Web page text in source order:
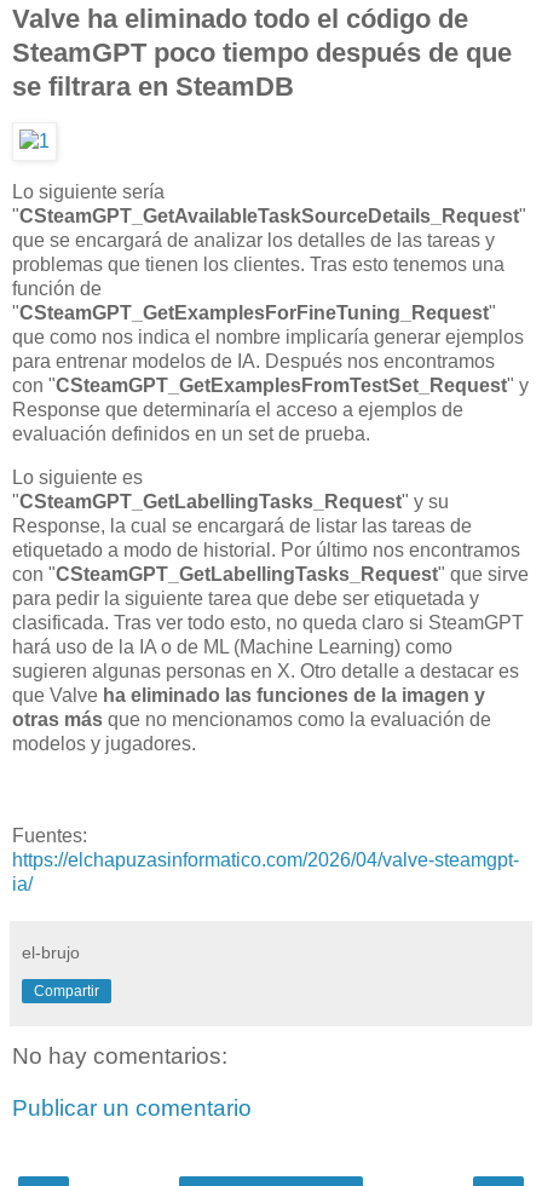
Valve ha eliminado todo el código de
SteamGPT poco tiempo después de que
se filtrara en SteamDB
Lo siguiente sería
"CSteamGPT_GetAvailableTaskSourceDetails_Request"
que se encargará de analizar los detalles de las tareas y
problemas que tienen los clientes. Tras esto tenemos una
función de
"CSteamGPT_GetExamplesForFineTuning_Request"
que como nos indica el nombre implicaría generar ejemplos
para entrenar modelos de IA. Después nos encontramos
con "CSteamGPT_GetExamplesFromTestSet_Request" y
Response que determinaría el acceso a ejemplos de
evaluación definidos en un set de prueba.
Lo siguiente es
"CSteamGPT_GetLabellingTasks_Request" y su
Response, la cual se encargará de listar las tareas de
etiquetado a modo de historial. Por último nos encontramos
con "CSteamGPT_GetLabellingTasks_Request" que sirve
para pedir la siguiente tarea que debe ser etiquetada y
clasificada. Tras ver todo esto, no queda claro si SteamGPT
hará uso de la IA o de ML (Machine Learning) como
sugieren algunas personas en X. Otro detalle a destacar es
que Valve ha eliminado las funciones de la imagen y
otras más que no mencionamos como la evaluación de
modelos y jugadores.
Fuentes:
https://elchapuzasinformatico.com/2026/04/valve-steamgpt-
ia/
el-brujo
Compartir
No hay comentarios:
Publicar un comentario